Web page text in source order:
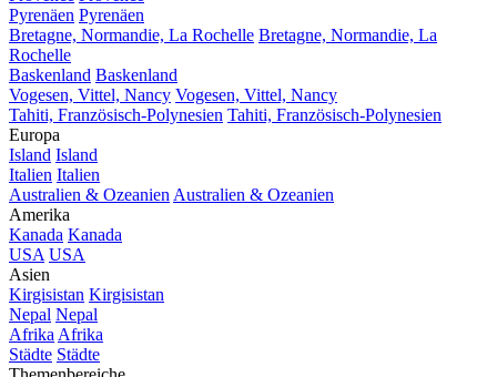
Pyrenäen Pyrenäen
Bretagne, Normandie, La Rochelle Bretagne, Normandie, La
Rochelle
Baskenland Baskenland
Vogesen, Vittel, Nancy Vogesen, Vittel, Nancy
Tahiti, Französisch-Polynesien Tahiti, Französisch-Polynesien
Europa
Island Island
Italien Italien
Australien & Ozeanien Australien & Ozeanien
Amerika
Kanada Kanada
USA USA
Asien
Kirgisistan Kirgisistan
Nepal Nepal
Afrika Afrika
Städte Städte